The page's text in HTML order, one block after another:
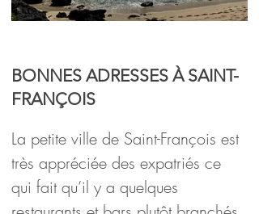
BONNES ADRESSES À SAINT-
FRANÇOIS
La petite ville de Saint-François est
très appréciée des expatriés ce
qui fait qu’il y a quelques